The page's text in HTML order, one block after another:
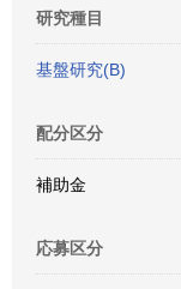
研究種目
基盤研究(B)
配分区分
補助金
応募区分